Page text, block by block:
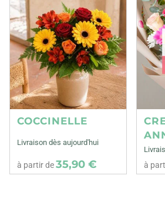
COCCINELLE
Livraison dès aujourd'hui
à partir de35,90 € à